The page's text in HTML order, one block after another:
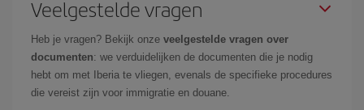
Veelgestelde vragen
Heb je vragen? Bekijk onze veelgestelde vragen over
documenten: we verduidelijken de documenten die je nodig
hebt om met Iberia te vliegen, evenals de specifieke procedures
die vereist zijn voor immigratie en douane.